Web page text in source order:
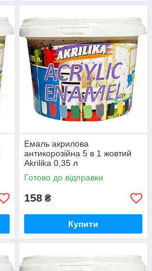
Емаль акрилова
антикорозійна 5 в 1 жовтий
Akrilika 0,35 л
Готово до відправки
158 ₴
Купити